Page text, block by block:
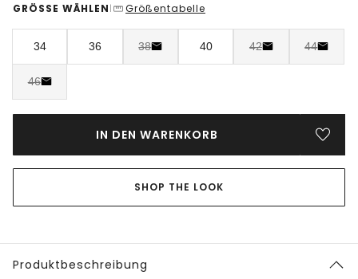
GRÖSSE WÄHLEN | Größentabelle
34 36 38 40 42 44
46
IN DEN WARENKORB
SHOP THE LOOK
Produktbeschreibung